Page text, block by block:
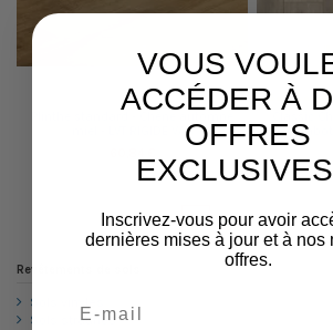
miel - LVT RIGIDE VAC
aspect
1 2 3
Revêtements de sols
Sols vinyles
Sols stratifiés
VOUS
ACCÉDER À
OFFRES
Inscrivez-vous pour avoir
dernières mises à jour et à nos
offres.